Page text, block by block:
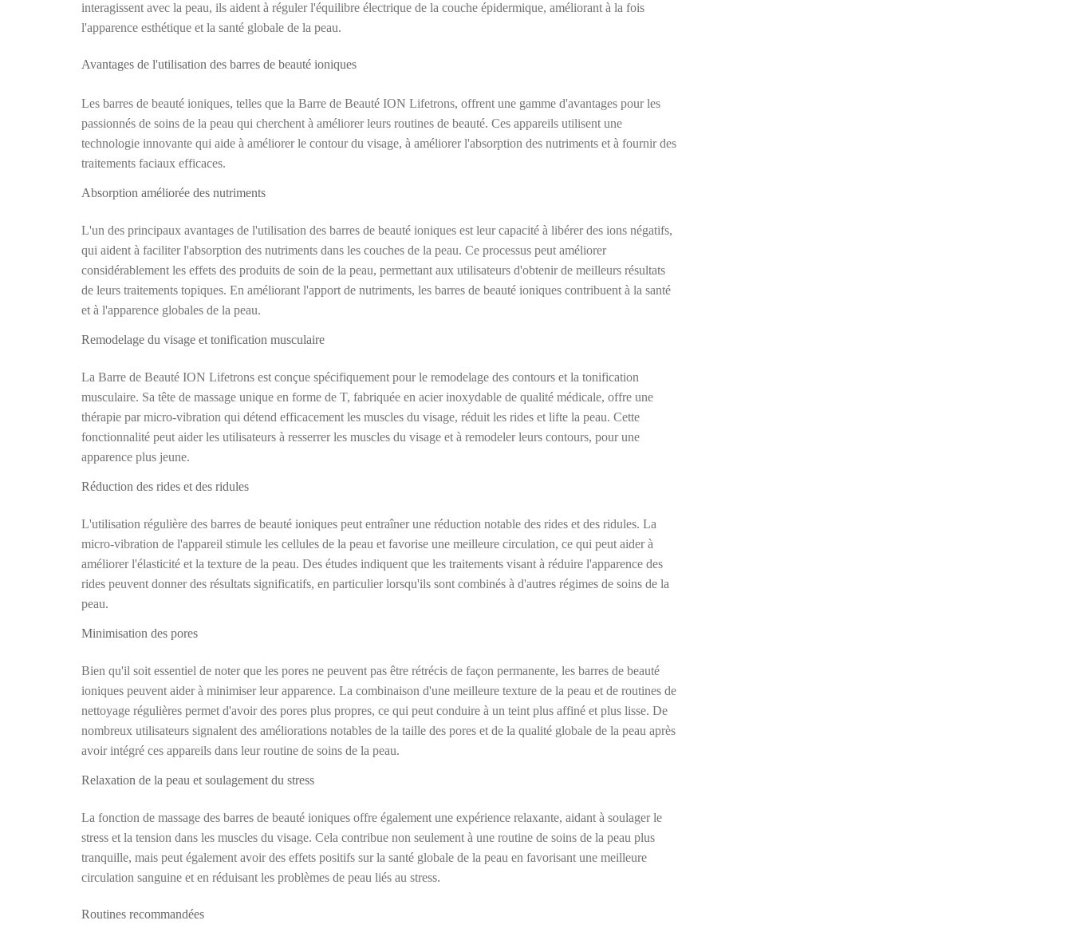
interagissent avec la peau, ils aident à réguler l'équilibre électrique de la couche épidermique, améliorant à la fois
l'apparence esthétique et la santé globale de la peau.
Avantages de l'utilisation des barres de beauté ioniques
Les barres de beauté ioniques, telles que la Barre de Beauté ION Lifetrons, offrent une gamme d'avantages pour les
passionnés de soins de la peau qui cherchent à améliorer leurs routines de beauté. Ces appareils utilisent une
technologie innovante qui aide à améliorer le contour du visage, à améliorer l'absorption des nutriments et à fournir des
traitements faciaux efficaces.
Absorption améliorée des nutriments
L'un des principaux avantages de l'utilisation des barres de beauté ioniques est leur capacité à libérer des ions négatifs,
qui aident à faciliter l'absorption des nutriments dans les couches de la peau. Ce processus peut améliorer
considérablement les effets des produits de soin de la peau, permettant aux utilisateurs d'obtenir de meilleurs résultats
de leurs traitements topiques. En améliorant l'apport de nutriments, les barres de beauté ioniques contribuent à la santé
et à l'apparence globales de la peau.
Remodelage du visage et tonification musculaire
La Barre de Beauté ION Lifetrons est conçue spécifiquement pour le remodelage des contours et la tonification
musculaire. Sa tête de massage unique en forme de T, fabriquée en acier inoxydable de qualité médicale, offre une
thérapie par micro-vibration qui détend efficacement les muscles du visage, réduit les rides et lifte la peau. Cette
fonctionnalité peut aider les utilisateurs à resserrer les muscles du visage et à remodeler leurs contours, pour une
apparence plus jeune.
Réduction des rides et des ridules
L'utilisation régulière des barres de beauté ioniques peut entraîner une réduction notable des rides et des ridules. La
micro-vibration de l'appareil stimule les cellules de la peau et favorise une meilleure circulation, ce qui peut aider à
améliorer l'élasticité et la texture de la peau. Des études indiquent que les traitements visant à réduire l'apparence des
rides peuvent donner des résultats significatifs, en particulier lorsqu'ils sont combinés à d'autres régimes de soins de la
peau.
Minimisation des pores
Bien qu'il soit essentiel de noter que les pores ne peuvent pas être rétrécis de façon permanente, les barres de beauté
ioniques peuvent aider à minimiser leur apparence. La combinaison d'une meilleure texture de la peau et de routines de
nettoyage régulières permet d'avoir des pores plus propres, ce qui peut conduire à un teint plus affiné et plus lisse. De
nombreux utilisateurs signalent des améliorations notables de la taille des pores et de la qualité globale de la peau après
avoir intégré ces appareils dans leur routine de soins de la peau.
Relaxation de la peau et soulagement du stress
La fonction de massage des barres de beauté ioniques offre également une expérience relaxante, aidant à soulager le
stress et la tension dans les muscles du visage. Cela contribue non seulement à une routine de soins de la peau plus
tranquille, mais peut également avoir des effets positifs sur la santé globale de la peau en favorisant une meilleure
circulation sanguine et en réduisant les problèmes de peau liés au stress.
Routines recommandées